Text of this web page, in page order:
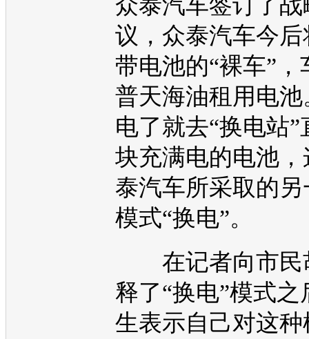
议， 众泰汽车今
带电池的“裸车”，
普天海油租用电
电了就去“换电站”
块充满电的电池，
泰汽车所采取的
模式“换电”。
在记者向市民
释了“换电”模式之
生表示自己对这